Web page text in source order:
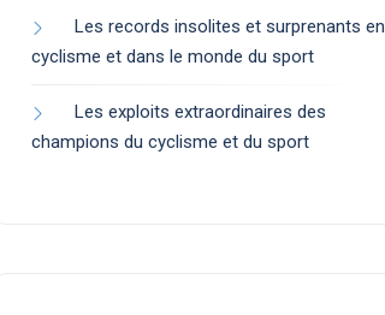
Les records insolites et surprenants en
cyclisme et dans le monde du sport
Les exploits extraordinaires des
champions du cyclisme et du sport